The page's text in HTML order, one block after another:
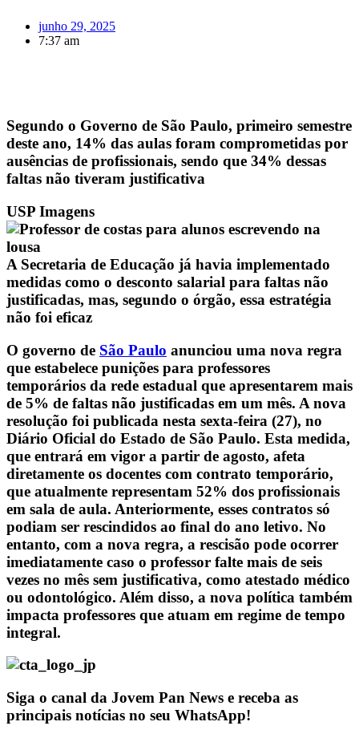
junho 29, 2025
7:37 am
Segundo o Governo de São Paulo, primeiro semestre
deste ano, 14% das aulas foram comprometidas por
ausências de profissionais, sendo que 34% dessas
faltas não tiveram justificativa
USP Imagens
A Secretaria de Educação já havia implementado
medidas como o desconto salarial para faltas não
justificadas, mas, segundo o órgão, essa estratégia
não foi eficaz
O governo de São Paulo anunciou uma nova regra
que estabelece punições para professores
temporários da rede estadual que apresentarem mais
de 5% de faltas não justificadas em um mês. A nova
resolução foi publicada nesta sexta-feira (27), no
Diário Oficial do Estado de São Paulo. Esta medida,
que entrará em vigor a partir de agosto, afeta
diretamente os docentes com contrato temporário,
que atualmente representam 52% dos profissionais
em sala de aula. Anteriormente, esses contratos só
podiam ser rescindidos ao final do ano letivo. No
entanto, com a nova regra, a rescisão pode ocorrer
imediatamente caso o professor falte mais de seis
vezes no mês sem justificativa, como atestado médico
ou odontológico. Além disso, a nova política também
impacta professores que atuam em regime de tempo
integral.
Siga o canal da Jovem Pan News e receba as
principais notícias no seu WhatsApp!